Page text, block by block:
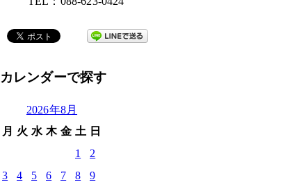
カレンダーで探す
2026年8月
月 火 水 木 金 土 日
1
2
3
4 5 6 7 8
9